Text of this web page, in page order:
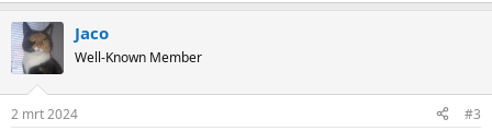
Jaco
Well-Known Member
2 mrt 2024 #3